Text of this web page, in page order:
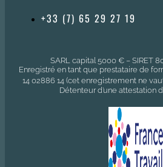
+33 (7) 65 29 27 19
SARL capital 5000 € – SIRET
Enregistré en tant que prestataire de
14 02886 14 (cet enregistrement ne
Détenteur d’une attestation